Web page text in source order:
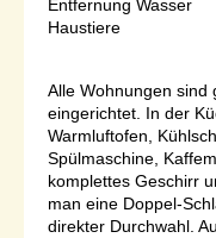
Entfernung Wasser
Haustiere
Alle Wohnungen sind
eingerichtet. In der
Warmluftofen,
Spülmaschine,
komplettes Geschirr
man eine Doppel-
direkter Durchwahl.